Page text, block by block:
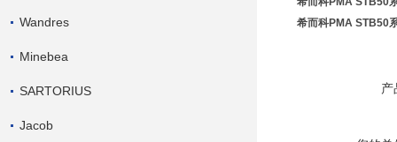
Wandres
Minebea
SARTORIUS
Jacob
希而科PMA STB50
产